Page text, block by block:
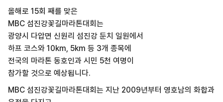
올해로 15회 째를 맞은
MBC 섬진강꽃길마라톤대회는
광양시 다압면 신원리 섬진강 둔치 일원에서
하프 코스와 10km, 5km 등 3개 종목에
전국의 마라톤 동호인과 시민 5천 여명이
참가할 것으로 예상됩니다.
MBC 섬진강꽃길마라톤대회는 지난 2009년부터 영호남의 화합과